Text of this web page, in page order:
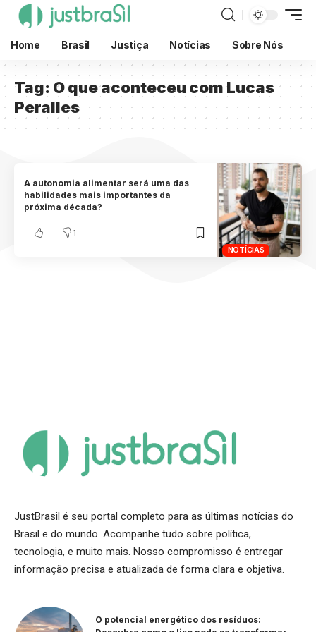
Home Brasil Justiça Notícias Sobre Nós
Tag: O que aconteceu com Lucas
Peralles
NOTÍCIAS
A autonomia alimentar será uma das
habilidades mais importantes da
próxima década?
1
JustBrasil é seu portal completo para as últimas notícias do
Brasil e do mundo. Acompanhe tudo sobre política,
tecnologia, e muito mais. Nosso compromisso é entregar
informação precisa e atualizada de forma clara e objetiva.
O potencial energético dos resíduos: